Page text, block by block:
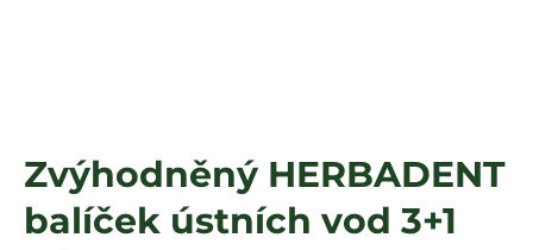
Zvýhodněný HERBADENT
balíček ústních vod 3+1
?